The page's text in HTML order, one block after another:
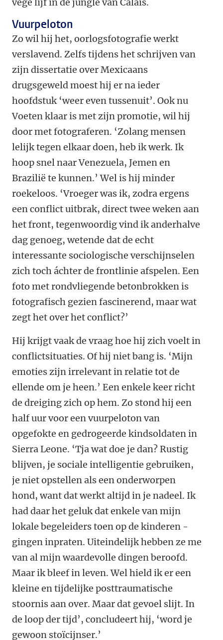
vege lijf in de jungle van Calais.
Vuurpeloton
Zo wil hij het, oorlogsfotografie werkt
verslavend. Zelfs tijdens het schrijven van
zijn dissertatie over Mexicaans
drugsgeweld moest hij er na ieder
hoofdstuk ‘weer even tussenuit’. Ook nu
Voeten klaar is met zijn promotie, wil hij
door met fotograferen. ‘Zolang mensen
lelijk tegen elkaar doen, heb ik werk. Ik
hoop snel naar Venezuela, Jemen en
Brazilië te kunnen.’ Wel is hij minder
roekeloos. ‘Vroeger was ik, zodra ergens
een conflict uitbrak, direct twee weken aan
het front, tegenwoordig vind ik anderhalve
dag genoeg, wetende dat de echt
interessante sociologische verschijnselen
zich toch áchter de frontlinie afspelen. Een
foto met rondvliegende betonbrokken is
fotografisch gezien fascinerend, maar wat
zegt het over het conflict?’
Hij krijgt vaak de vraag hoe hij zich voelt in
conflictsituaties. Of hij niet bang is. ‘Mijn
emoties zijn irrelevant in relatie tot de
ellende om je heen.’ Een enkele keer richt
de dreiging zich op hem. Zo stond hij een
half uur voor een vuurpeloton van
opgefokte en gedrogeerde kindsoldaten in
­Sierra Leone. ‘Tja wat doe je dan? Rustig
blijven, je ­sociale intelligentie gebruiken,
je niet ­opstellen als een onderworpen
hond, want dat werkt altijd in je nadeel. Ik
had daar het geluk dat enkele van mijn
lokale begeleiders toen op de kinderen ­
gingen inpraten. Uiteindelijk hebben ze me
van al mijn waardevolle dingen beroofd.
Maar ik bleef in leven. Wel hield ik er een
kleine en tijdelijke posttraumatische
stoornis aan over. Maar dat gevoel slijt. In
de loop der tijd’, concludeert hij, ‘word je
gewoon stoïcijnser.’